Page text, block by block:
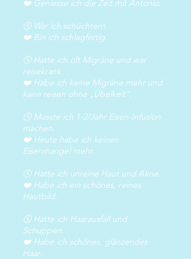
❤️ Geniesse ich die Zeit mit Antonio.
🕔 War ich schüchtern.
❤️ Bin ich schlagfertig.
🕔 Hatte ich oft Migräne und war
reisekrank.
❤️ Habe ich keine Migräne mehr und
kann reisen ohne „Übelkeit“.
🕔 Musste ich 1-2/Jahr Eisen-Infusion
machen.
❤️ Heute habe ich keinen
Eisenmangel mehr.
🕔 Hatte ich unreine Haut und Akne.
❤️ Habe ich ein schönes, reines
Hautbild.
🕔 Hatte ich Haarausfall und
Schuppen.
❤️ Habe ich schönes, glänzendes
Haar.